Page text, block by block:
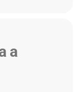
a